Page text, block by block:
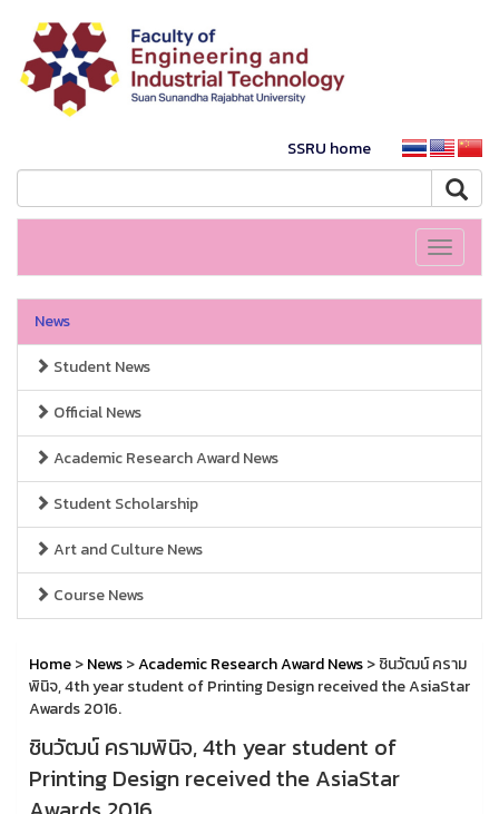
SSRU home
Toggle
News
Student News
Official News
Academic Research Award News
Student Scholarship
Art and Culture News
Course News
Home>News>Academic Research Award News> ชินวัฒน์ คราม
พินิจ, 4th year student of Printing Design received the AsiaStar
Awards 2016.
ชินวัฒน์ ครามพินิจ, 4th year student of
Printing Design received the AsiaStar